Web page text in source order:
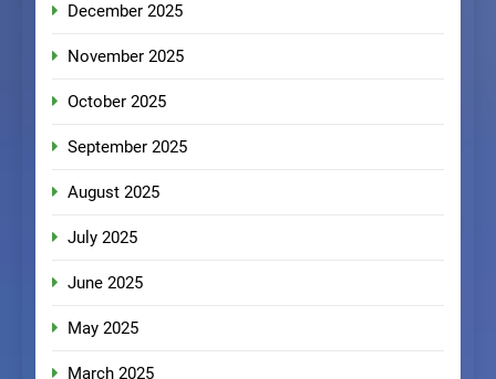
December 2025
November 2025
October 2025
September 2025
August 2025
July 2025
June 2025
May 2025
March 2025